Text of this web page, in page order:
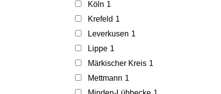
Köln 1
Krefeld 1
Leverkusen 1
Lippe 1
Märkischer Kreis 1
Mettmann 1